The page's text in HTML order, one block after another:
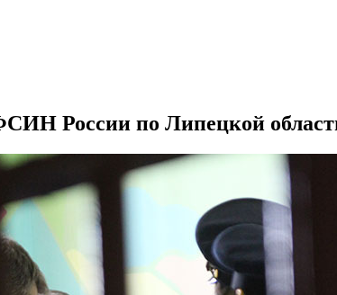
России по Липецкой